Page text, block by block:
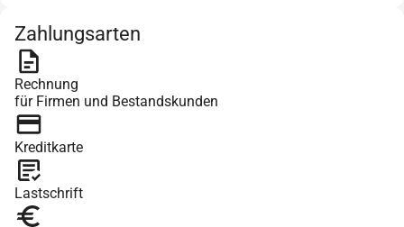
Zahlungsarten
Rechnung
für Firmen und Bestandskunden
Kreditkarte
Lastschrift